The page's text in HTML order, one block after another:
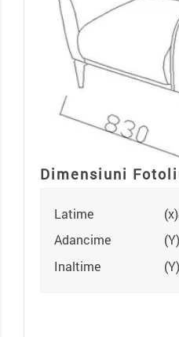
Dimensiuni
Latime
Adancime
Inaltime